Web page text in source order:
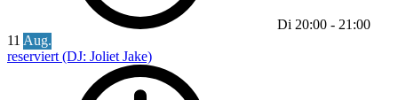
Di 20:00 - 21:00
11 Aug.
reserviert (DJ: Joliet Jake)